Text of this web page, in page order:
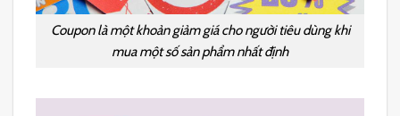
Coupon là một khoản giảm giá cho người tiêu dùng khi
mua một số sản phẩm nhất định